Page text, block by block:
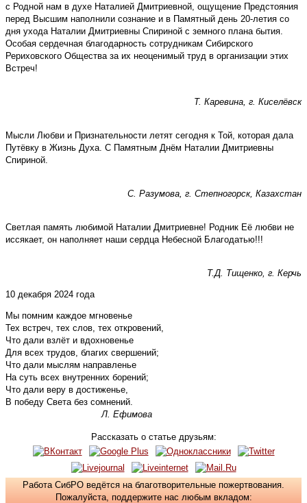
с Родной нам в духе Наталией Дмитриевной, ощущение Предстояния
перед Высшим наполнили сознание и в Памятный день 20-летия со
дня ухода Наталии Дмитриевны Спириной с земного плана бытия.
Особая сердечная благодарность сотрудникам Сибирского
Рериховского Общества за их неоценимый труд в организации этих
Встреч!
Т. Каревина, г. Киселёвск
Мысли Любви и Признательности летят сегодня к Той, которая дала
Путёвку в Жизнь Духа. С Памятным Днём Наталии Дмитриевны
Спириной.
С. Разумова, г. Степногорск, Казахстан
Светлая память любимой Наталии Дмитриевне! Родник Её любви не
иссякает, он наполняет наши сердца Небесной Благодатью!!!
Т.Д. Тищенко, г. Керчь
10 декабря 2024 года
Мы помним каждое мгновенье
Тех встреч, тех слов, тех откровений,
Что дали взлёт и вдохновенье
Для всех трудов, благих свершений;
Что дали мыслям направленье
На суть всех внутренних борений;
Что дали веру в достиженье,
В победу Света без сомнений.
Л. Ефимова
Рассказать о статье друзьям:
Работа СибРО ведётся на благотворительные пожертвования.
Пожалуйста, поддержите нас любым вкладом: